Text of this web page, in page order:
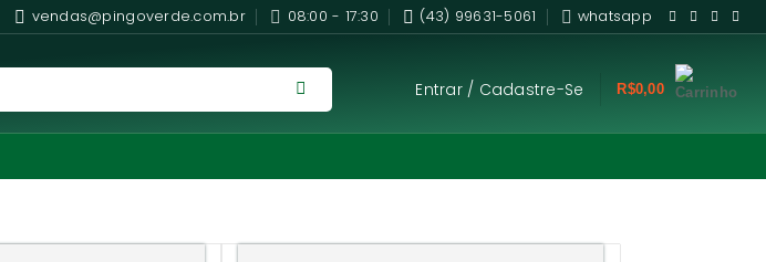
vendas@pingoverde.com.br 08:00 - 17:30 (43) 99631-5061 whatsapp
Entrar / Cadastre-Se R$0,00